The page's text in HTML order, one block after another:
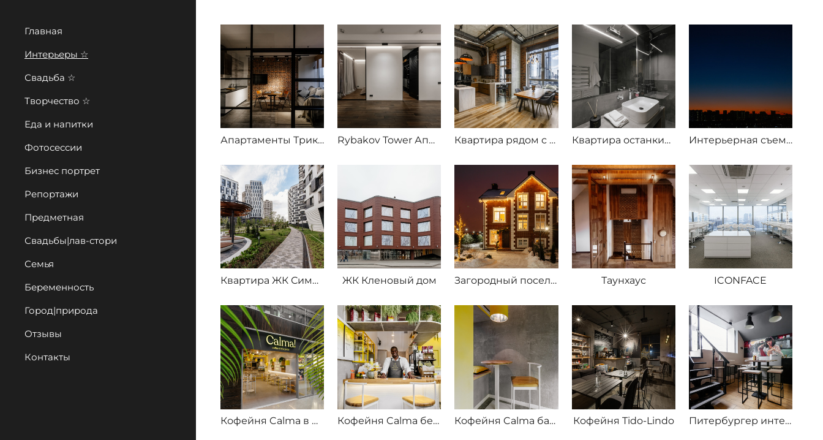
Главная
Интерьеры ☆
Свадьба ☆
Творчество ☆
Еда и напитки
Фотосессии
Бизнес портрет
Репортажи
Предметная
Свадьбы|лав-стори
Семья
Беременность
Город|природа
Отзывы
Контакты
Апартаменты Триколор Rybakov Tower Аппартаменты Квартира рядом с Москва-сити Квартира останкино Интерьерная съемка квартиры
Квартира ЖК Символ ЖК Кленовый дом Загородный поселок и декор дома Таунхаус ICONFACE
Кофейня Calma в бизнес центре Кофейня Calma белорусская Кофейня Calma бауманская Кофейня Tido-Lindo Питербургер интерьеры и техника